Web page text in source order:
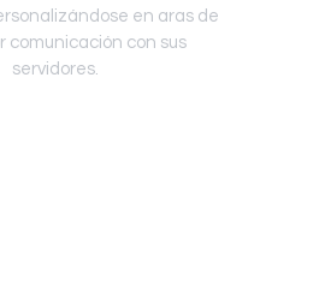
en aras de
comunicación con sus
servidores.